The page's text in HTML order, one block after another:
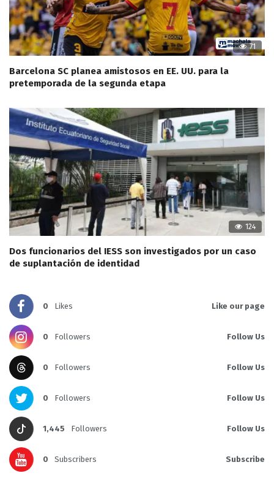
71
Barcelona SC planea amistosos en EE. UU. para la
pretemporada de la segunda etapa
124
Dos funcionarios del IESS son investigados por un caso
de suplantación de identidad
0 Likes Like our page
0 Followers Follow Us
0 Followers Follow Us
0 Followers Follow Us
1,445 Followers Follow Us
0 Subscribers Subscribe